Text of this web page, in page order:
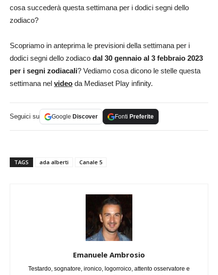
cosa succederà questa settimana per i dodici segni dello
zodiaco?
Scopriamo in anteprima le previsioni della settimana per i
dodici segni dello zodiaco dal 30 gennaio al 3 febbraio 2023
per i segni zodiacali? Vediamo cosa dicono le stelle questa
settimana nel video da Mediaset Play infinity.
Seguici su Google Discover Fonti Preferite
TAGS ada alberti Canale 5
Emanuele Ambrosio
Testardo, sognatore, ironico, logorroico, attento osservatore e